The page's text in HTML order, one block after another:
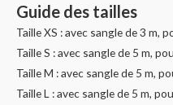
Guide des tailles
Taille XS : avec sangle de 3 m,
Taille S : avec sangle de 5 m,
Taille M : avec sangle de 5 m,
Taille L : avec sangle de 5 m,